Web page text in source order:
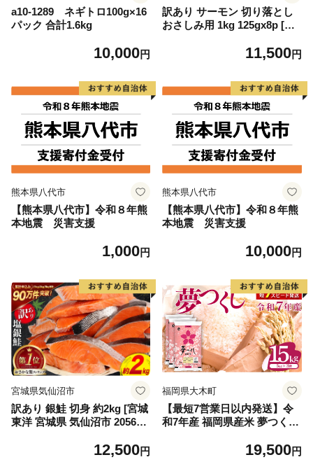
a10-1289 ネギトロ100g×16
パック 合計1.6kg
10,000円
訳あり サーモン 切り落とし
おさしみ用 1kg 125gx8p [足
4313] 魚 魚介類 鮭 お刺し身
介
11,500円
熊本県八代市
【熊本県八代市】令和８年熊
本地震 災害支援
1,000円
熊本県八代市
【熊本県八代市】令和８年熊
本地震 災害支援
10,000円
宮城県気仙沼市
訳あり 銀鮭 切身 約2kg [宮城
東洋 宮城県 気仙沼市 205649
格外 不揃い さけ サケ 鮭切身
12,500円
福岡県大木町
【最短7営業日以内発送】令
和7年産 福岡県産米 夢つくし
19,500円